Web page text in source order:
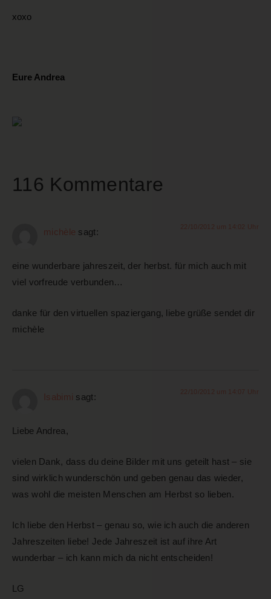
xoxo
Eure Andrea
116 Kommentare
michèle sagt: 22/10/2012 um 14:02 Uhr
eine wunderbare jahreszeit, der herbst. für mich auch mit
viel vorfreude verbunden…
danke für den virtuellen spaziergang, liebe grüße sendet dir
michèle
Isabimi sagt: 22/10/2012 um 14:07 Uhr
Liebe Andrea,
vielen Dank, dass du deine Bilder mit uns geteilt hast – sie
sind wirklich wunderschön und geben genau das wieder,
was wohl die meisten Menschen am Herbst so lieben.
Ich liebe den Herbst – genau so, wie ich auch die anderen
Jahreszeiten liebe! Jede Jahreszeit ist auf ihre Art
wunderbar – ich kann mich da nicht entscheiden!
LG